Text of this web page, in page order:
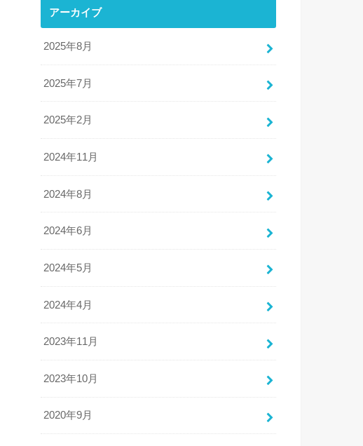
アーカイブ
2025年8月
2025年7月
2025年2月
2024年11月
2024年8月
2024年6月
2024年5月
2024年4月
2023年11月
2023年10月
2020年9月